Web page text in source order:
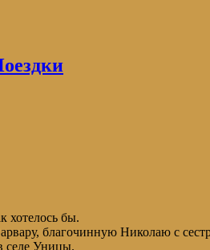
хотелось бы.
благочинную Николаю с
селе Уницы.